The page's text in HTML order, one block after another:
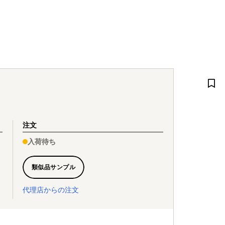
注文
入荷待ち
類似品サンプル
代理店からの注文